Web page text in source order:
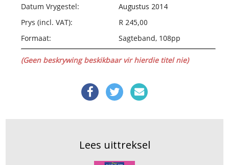
Datum Vrygestel:
Augustus 2014
Prys (incl. VAT):
R 245,00
Formaat:
Sagteband, 108pp
(Geen beskrywing beskikbaar vir hierdie titel nie)
Lees uittreksel